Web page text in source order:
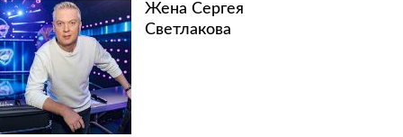
Жена Сергея
Светлакова